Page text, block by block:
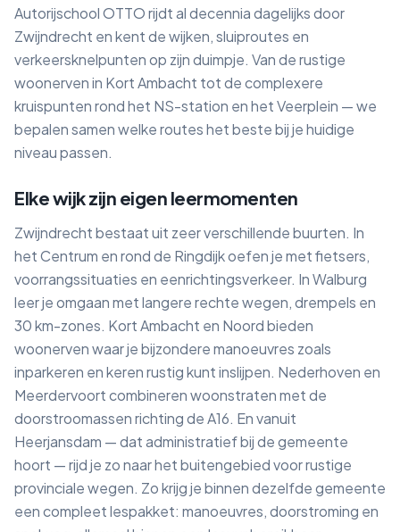
Autorijschool OTTO rijdt al decennia dagelijks door
Zwijndrecht en kent de wijken, sluiproutes en
verkeersknelpunten op zijn duimpje. Van de rustige
woonerven in Kort Ambacht tot de complexere
kruispunten rond het NS-station en het Veerplein — we
bepalen samen welke routes het beste bij je huidige
niveau passen.
Elke wijk zijn eigen leermomenten
Zwijndrecht bestaat uit zeer verschillende buurten. In
het Centrum en rond de Ringdijk oefen je met fietsers,
voorrangssituaties en eenrichtingsverkeer. In Walburg
leer je omgaan met langere rechte wegen, drempels en
30 km-zones. Kort Ambacht en Noord bieden
woonerven waar je bijzondere manoeuvres zoals
inparkeren en keren rustig kunt inslijpen. Nederhoven en
Meerdervoort combineren woonstraten met de
doorstroomassen richting de A16. En vanuit
Heerjansdam — dat administratief bij de gemeente
hoort — rijd je zo naar het buitengebied voor rustige
provinciale wegen. Zo krijg je binnen dezelfde gemeente
een compleet lespakket: manoeuvres, doorstroming en